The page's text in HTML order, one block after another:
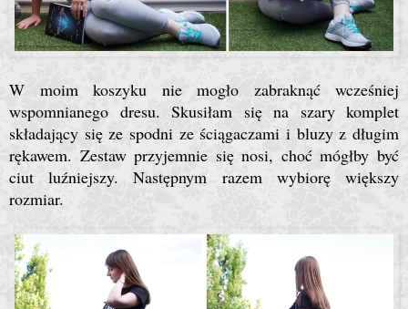
W moim koszyku nie mogło zabraknąć wcześniej
wspomnianego dresu. Skusiłam się na szary komplet
składający się ze spodni ze ściągaczami i bluzy z długim
rękawem. Zestaw przyjemnie się nosi, choć mógłby być
ciut luźniejszy. Następnym razem wybiorę większy
rozmiar.